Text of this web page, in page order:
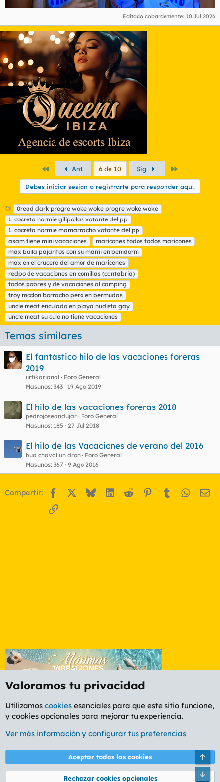
Editado cobardemente: 10 Jul 2026
PrimeroAnt. 6 de 10 Sig.
Debes iniciar sesión o registrarte para responder aquí.
E
t
i
q
u
e
t
a
s
0read dark progre woke woke progre woke woke
1. cocreta normie gilipollas votante del pp
1. cocreta normie mamarracho votante del pp
asam tiene mini vacaciones
maricones todos todos maricones
máx baila pajaritos con su mami en benidorm
max en el crucero del amor de maricones
redpo de vacaciones en comillas (cantabria)
todos pobres y de vacaciones al camping
troy mcclon borracho pero en bermudas
uncle meat enculado en playa nudista gay
uncle meat su culo no tiene vacaciones
Temas similares
El fantástico hilo de las vacaciones foreras
2019
urtikarianal
Foro General
Masunos 343 19 Ago 2019
El hilo de las vacaciones foreras 2018
pedrojoseandujar
Foro General
Masunos 185 27 Jul 2018
El hilo de las Vacaciones de verano del 2016
bua chaval un dron
Foro General
Masunos 367 9 Ago 2016
Compartir: Facebook BlueskyLinkedIn
Reddit Pinterest
Tumblr
Enlace
Foro General
Cookies
PL OLDSTYLE AMARILLO
Términos y reglas Política de privacidad Ayuda
Valoramos tu privacidad
Utilizamos cookies esenciales para que este sitio funcione,
y cookies opcionales para mejorar tu experiencia.
Ver más información y configurar tus preferencias
Aceptar todas las cookies
Rechazar cookies opcionales
Pie